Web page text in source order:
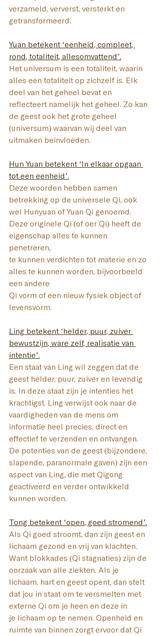
verzameld, ververst, versterkt en
getransformeerd.
Yuan betekent ‘eenheid, compleet,
rond, totaliteit, allesomvattend’.
Het universum is een totaliteit, waarin
alles een totaliteit op zichzelf is. Elk
deel van het geheel bevat en
reflecteert namelijk het geheel. Zo kan
de geest ook het grote geheel
(universum) waarvan wij deel van
uitmaken beïnvloeden.
Hun Yuan betekent ‘In elkaar opgaan
tot een eenheid’.
Deze woorden hebben samen
betrekking op de universele Qi, ook
wel Hunyuan of Yuan Qi genoemd.
Deze originele Qi (of oer Qi) heeft de
eigenschap alles te kunnen
penetreren,
te kunnen verdichten tot materie en zo
alles te kunnen worden, bijvoorbeeld
een andere
Qi vorm of een nieuw fysiek object of
levensvorm.
Ling betekent ‘helder, puur, zuiver
bewustzijn, ware zelf, realisatie van
intentie’.
Een staat van Ling wil zeggen dat de
geest helder, puur, zuiver en levendig
is. In deze staat zijn je intenties het
krachtigst. Ling verwijst ook naar de
vaardigheden van de mens om
informatie heel precies, direct en
effectief te verzenden en ontvangen.
De potenties van de geest (bijzondere,
slapende, paranormale gaven) zijn een
aspect van Ling, die met Qigong
geactiveerd en verder ontwikkeld
kunnen worden.
Tong betekent ‘open, goed stromend’.
Als Qi goed stroomt, dan zijn geest en
lichaam gezond en vrij van klachten.
Want blokkades (Qi stagnaties) zijn de
oorzaak van alle ziekten. Als je
lichaam, hart en geest opent, dan stelt
dat jou in staat om te versmelten met
externe Qi om je heen en deze in
je lichaam op te nemen. Openheid en
ruimte van binnen zorgt ervoor dat Qi